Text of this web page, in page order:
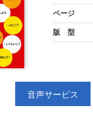
ページ
版 型
音声サービス